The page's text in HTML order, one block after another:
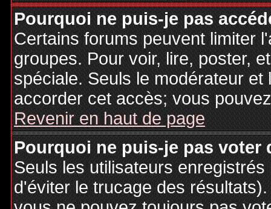
Pourquoi ne puis-je pas
Certains forums peuvent limiter
groupes. Pour voir, lire, poster,
spéciale. Seuls le modérateur
accorder cet accès; vous
Revenir en haut de page
Pourquoi ne puis-je pas voter
Seuls les utilisateurs
d'éviter le trucage des